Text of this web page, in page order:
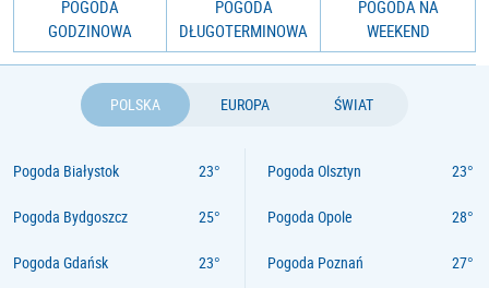
POGODA
GODZINOWA
POGODA
DŁUGOTERMINOWA
POGODA NA
WEEKEND
POLSKA EUROPA ŚWIAT
Pogoda Białystok
Pogoda Bydgoszcz
Pogoda Gdańsk
Pogoda Olsztyn
Pogoda Opole
Pogoda Poznań